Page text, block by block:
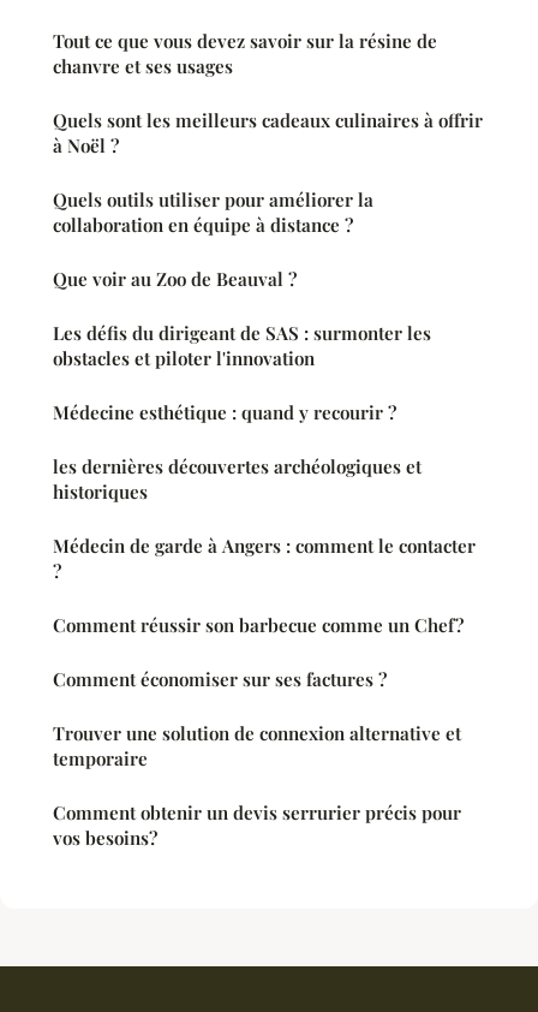
Tout ce que vous devez savoir sur la résine de
chanvre et ses usages
Quels sont les meilleurs cadeaux culinaires à offrir
à Noël ?
Quels outils utiliser pour améliorer la
collaboration en équipe à distance ?
Que voir au Zoo de Beauval ?
Les défis du dirigeant de SAS : surmonter les
obstacles et piloter l'innovation
Médecine esthétique : quand y recourir ?
les dernières découvertes archéologiques et
historiques
Médecin de garde à Angers : comment le contacter
?
Comment réussir son barbecue comme un Chef?
Comment économiser sur ses factures ?
Trouver une solution de connexion alternative et
temporaire
Comment obtenir un devis serrurier précis pour
vos besoins?